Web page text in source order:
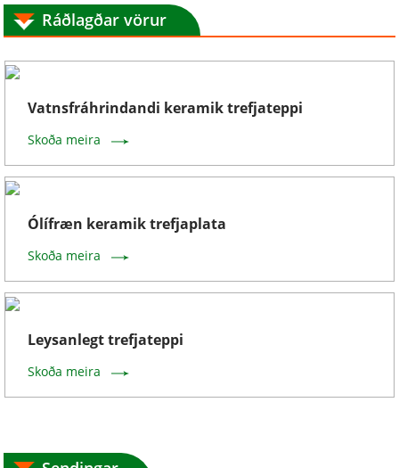
Ráðlagðar vörur
Vatnsfráhrindandi keramik trefjateppi
Skoða meira
Ólífræn keramik trefjaplata
Skoða meira
Leysanlegt trefjateppi
Skoða meira